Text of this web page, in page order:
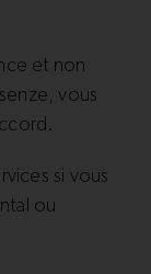
et non
vous
si vous
ou